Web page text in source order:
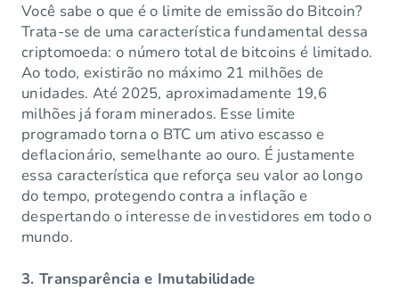
Você sabe o que é o limite de emissão do Bitcoin?
Trata-se de uma característica fundamental dessa
criptomoeda: o número total de bitcoins é limitado.
Ao todo, existirão no máximo 21 milhões de
unidades. Até 2025, aproximadamente 19,6
milhões já foram minerados. Esse limite
programado torna o BTC um ativo escasso e
deflacionário, semelhante ao ouro. É justamente
essa característica que reforça seu valor ao longo
do tempo, protegendo contra a inflação e
despertando o interesse de investidores em todo o
mundo.
3. Transparência e Imutabilidade